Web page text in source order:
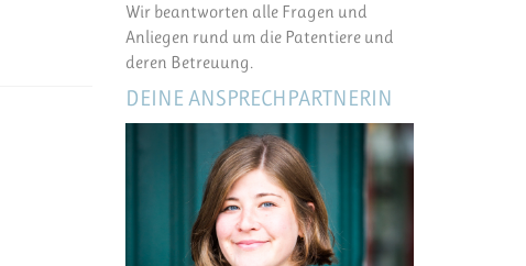
Wir beantworten alle Fragen und
Anliegen rund um die Patentiere und
deren Betreuung.
DEINE ANSPRECHPARTNERIN